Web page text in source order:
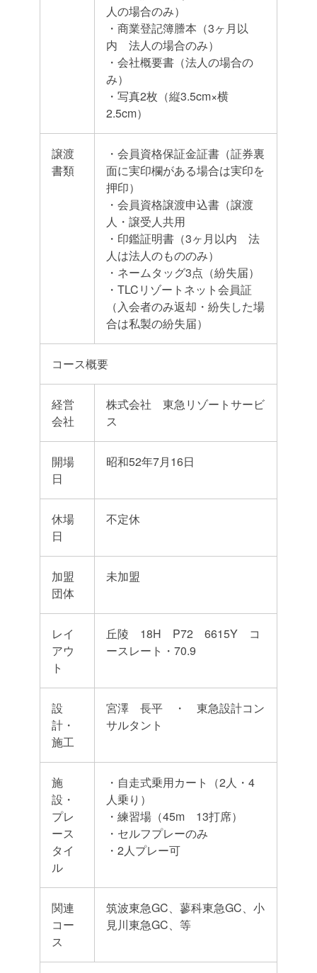
人の場合のみ）
・商業登記簿謄本（3ヶ月以
内 法人の場合のみ）
・会社概要書（法人の場合の
み）
・写真2枚（縦3.5cm×横
2.5cm）
譲渡
書類
・会員資格保証金証書（証券裏
面に実印欄がある場合は実印を
押印）
・会員資格譲渡申込書（譲渡
人・譲受人共用
・印鑑証明書（3ヶ月以内 法
人は法人のもののみ）
・ネームタッグ3点（紛失届）
・TLCリゾートネット会員証
（入会者のみ返却・紛失した場
合は私製の紛失届）
コース概要
経営
会社
株式会社 東急リゾートサービ
ス
開場
日
昭和52年7月16日
休場
日
不定休
加盟
団体
未加盟
レイ
アウ
ト
丘陵 18H P72 6615Y コ
ースレート・70.9
設
計・
施工
宮澤 長平 ・ 東急設計コン
サルタント
施
設・
プレ
ース
タイ
ル
・自走式乗用カート（2人・4
人乗り）
・練習場（45m 13打席）
・セルフプレーのみ
・2人プレー可
関連
コー
ス
筑波東急GC、蓼科東急GC、小
見川東急GC、等